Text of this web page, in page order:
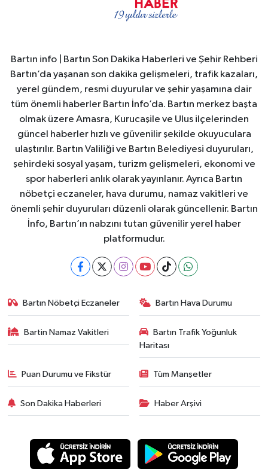
Bartın info | Bartın Son Dakika Haberleri ve Şehir Rehberi
Bartın’da yaşanan son dakika gelişmeleri, trafik kazaları,
yerel gündem, resmi duyurular ve şehir yaşamına dair
tüm önemli haberler Bartın İnfo’da. Bartın merkez başta
olmak üzere Amasra, Kurucaşile ve Ulus ilçelerinden
güncel haberler hızlı ve güvenilir şekilde okuyuculara
ulaştırılır. Bartın Valiliği ve Bartın Belediyesi duyuruları,
şehirdeki sosyal yaşam, turizm gelişmeleri, ekonomi ve
spor haberleri anlık olarak yayınlanır. Ayrıca Bartın
nöbetçi eczaneler, hava durumu, namaz vakitleri ve
önemli şehir duyuruları düzenli olarak güncellenir. Bartın
İnfo, Bartın’ın nabzını tutan güvenilir yerel haber
platformudur.
Bartın Nöbetçi Eczaneler Bartın Hava Durumu
Bartin Namaz Vakitleri
Bartın Trafik Yoğunluk
Haritası
Puan Durumu ve Fikstür Tüm Manşetler
Son Dakika Haberleri Haber Arşivi